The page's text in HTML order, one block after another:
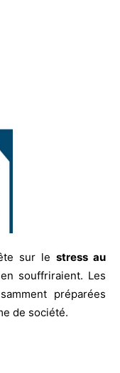
sur le stress au
souffriraient. Les
préparées
de société.